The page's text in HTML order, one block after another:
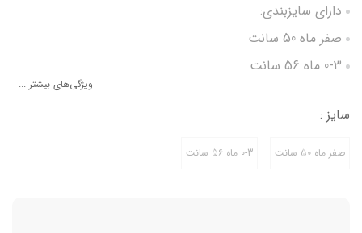
دارای سایزبندی:
صفر ماه 50 سانت
0-3 ماه 56 سانت
شامل بلوز،شلوار و کلاه
ویژگی‌های بیشتر ...
سایز :
صفر ماه 50 سانت 0-3 ماه 56 سانت